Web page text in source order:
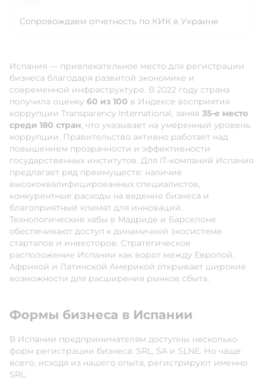
Сопровождаем отчетность по КИК в Украине
Испания — привлекательное место для регистрации
бизнеса благодаря развитой экономике и
современной инфраструктуре. В 2022 году страна
получила оценку 60 из 100 в Индексе восприятия
коррупции Transparency International, заняв 35-е место
среди 180 стран, что указывает на умеренный уровень
коррупции. Правительство активно работает над
повышением прозрачности и эффективности
государственных институтов. Для IT-компаний Испания
предлагает ряд преимуществ: наличие
высококвалифицированных специалистов,
конкурентные расходы на ведение бизнеса и
благоприятный климат для инноваций.
Технологические хабы в Мадриде и Барселоне
обеспечивают доступ к динамичной экосистеме
стартапов и инвесторов. Стратегическое
расположение Испании как ворот между Европой,
Африкой и Латинской Америкой открывает широкие
возможности для расширения рынков сбыта.
Формы бизнеса в Испании
В Испании предпринимателям доступны несколько
форм регистрации бизнеса: SRL, SA и SLNE. Но чаще
всего, исходя из нашего опыта, регистрируют именно
SRL: